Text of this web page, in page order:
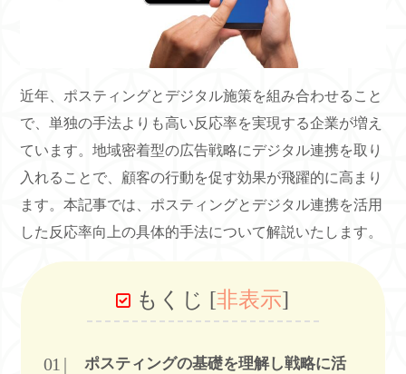
近年、ポスティングとデジタル施策を組み合わせること
で、単独の手法よりも高い反応率を実現する企業が増え
ています。地域密着型の広告戦略にデジタル連携を取り
入れることで、顧客の行動を促す効果が飛躍的に高まり
ます。本記事では、ポスティングとデジタル連携を活用
した反応率向上の具体的手法について解説いたします。
もくじ [非表示]
ポスティングの基礎を理解し戦略に活